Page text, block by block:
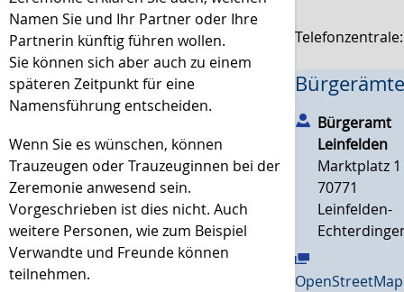
Namen Sie und Ihr Partner oder Ihre
Partnerin künftig führen wollen.
Sie können sich aber auch zu einem
späteren Zeitpunkt für eine
Namensführung entscheiden.
Wenn Sie es wünschen, können
Trauzeugen oder Trauzeuginnen bei der
Zeremonie anwesend sein.
Vorgeschrieben ist dies nicht. Auch
weitere Personen, wie zum Beispiel
Verwandte und Freunde können
teilnehmen.
Bürgeramt
Leinfelden
Marktplatz 1
70771
Leinfelden-
OpenStreetMap